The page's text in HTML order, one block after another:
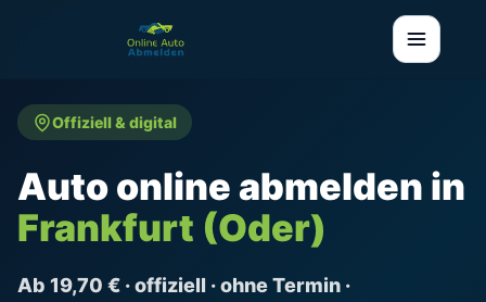
Offiziell & digital
Auto online abmelden in
Frankfurt (Oder)
Ab 19,70 € · offiziell · ohne Termin ·